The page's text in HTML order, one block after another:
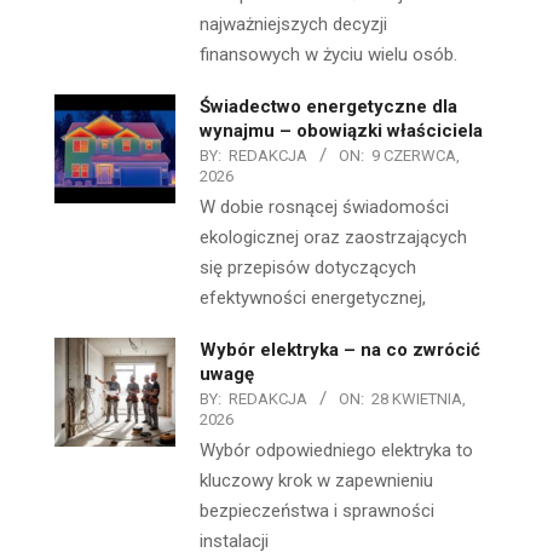
najważniejszych decyzji
finansowych w życiu wielu osób.
Świadectwo energetyczne dla
wynajmu – obowiązki właściciela
BY: REDAKCJA ON: 9 CZERWCA,
2026
W dobie rosnącej świadomości
ekologicznej oraz zaostrzających
się przepisów dotyczących
efektywności energetycznej,
Wybór elektryka – na co zwrócić
uwagę
BY: REDAKCJA ON: 28 KWIETNIA,
2026
Wybór odpowiedniego elektryka to
kluczowy krok w zapewnieniu
bezpieczeństwa i sprawności
instalacji